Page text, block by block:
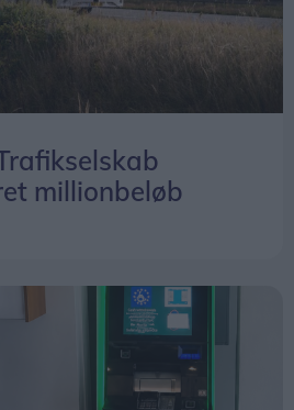
millionbeløb